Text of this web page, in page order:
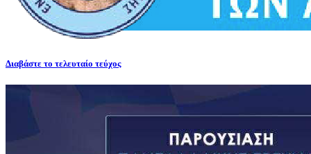
Διαβάστε το τελευταίο τεύχος